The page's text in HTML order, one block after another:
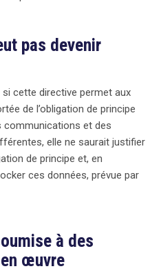
pas devenir
cette directive permet aux
de l’obligation de principe
communications et des
elle ne saurait justifier
de principe et, en
ces données, prévue par
à des
œuvre